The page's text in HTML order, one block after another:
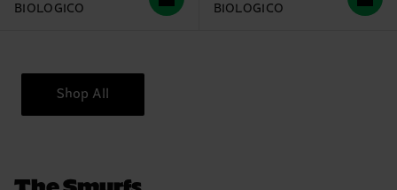
BIOLOGICO
BIOLOGICO
Shop All